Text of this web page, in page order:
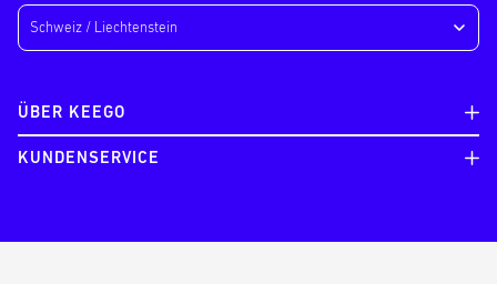
ÜBER KEEGO
KUNDENSERVICE